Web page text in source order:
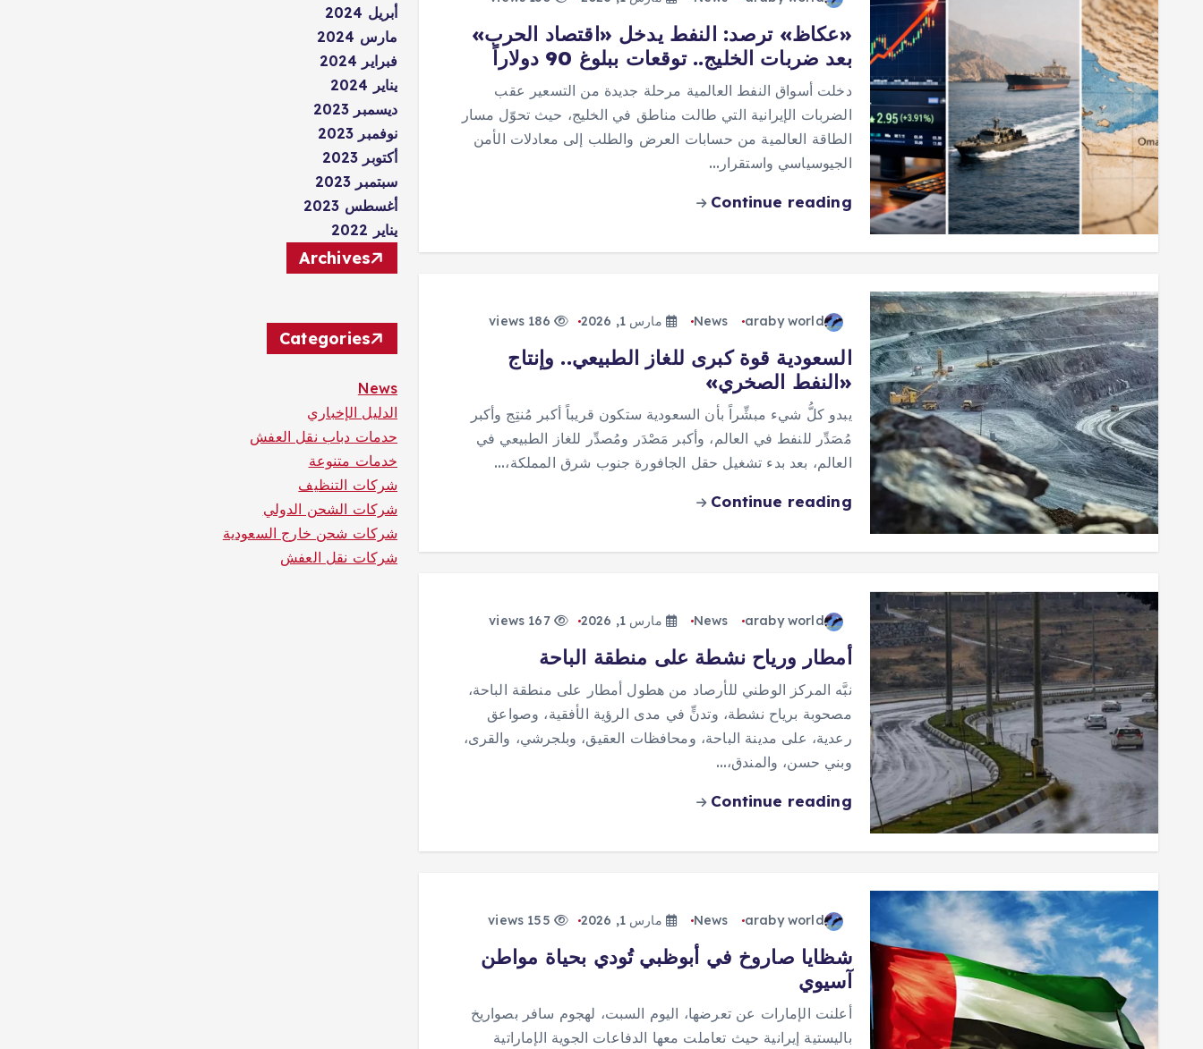
«عكاظ» ترصد: النفط يدخل «اقتصاد الحرب»
بعد ضربات الخليج.. توقعات ببلوغ 90 دولاراً
دخلت أسواق النفط العالمية مرحلة جديدة من التسعير عقب
الضربات الإيرانية التي طالت مناطق في الخليج، حيث تحوّل مسار
الطاقة العالمية من حسابات العرض والطلب إلى معادلات الأمن
الجيوسياسي واستقرار…
Continue reading
araby world
News مارس 1, 2026
السعودية قوة كبرى للغاز الطبيعي.. وإنتاج
«النفط الصخري»
يبدو كلُّ شيء مبشِّراً بأن السعودية ستكون قريباً أكبر مُنتِج وأكبر
مُصَدِّر للنفط في العالم، وأكبر مَصْدَر ومُصدِّر للغاز الطبيعي في
العالم، بعد بدء تشغيل حقل الجافورة جنوب شرق المملكة،…
Continue reading
araby world
News مارس 1, 2026 167 views
أمطار ورياح نشطة على منطقة الباحة
نبَّه المركز الوطني للأرصاد من هطول أمطار على منطقة الباحة،
مصحوبة برياح نشطة، وتدنٍّ في مدى الرؤية الأفقية، وصواعق
رعدية، على مدينة الباحة، ومحافظات العقيق، وبلجرشي، والقرى،
وبني حسن، والمندق،…
Continue reading
araby world
News مارس 1, 2026
شظايا صاروخ في أبوظبي تُودي بحياة مواطن
آسيوي
أعلنت الإمارات عن تعرضها، اليوم السبت، لهجوم سافر بصواريخ
باليستية إيرانية حيث تعاملت معها الدفاعات الجوية الإماراتية
أبريل 2024
مارس 2024
فبراير 2024
يناير 2024
ديسمبر 2023
نوفمبر 2023
أكتوبر 2023
سبتمبر 2023
أغسطس 2023
يناير 2022
Archives
Categories
News
الدليل الإخباري
حدمات دباب نقل العفش
خدمات متنوعة
شركات التنظيف
شركات الشحن الدولي
شركات شحن خارج السعودية
شركات نقل العفش